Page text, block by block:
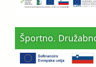
Športno.